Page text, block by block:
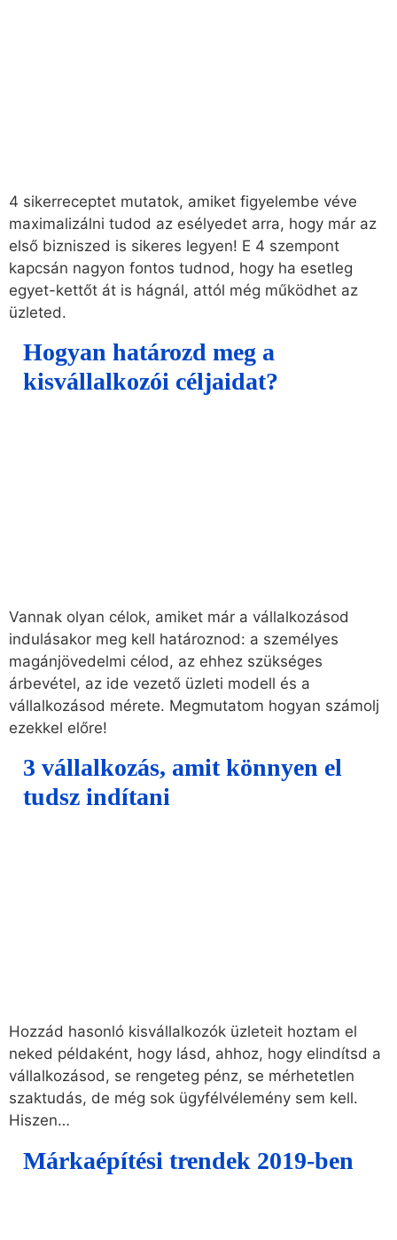
4 sikerreceptet mutatok, amiket figyelembe véve
maximalizálni tudod az esélyedet arra, hogy már az
első bizniszed is sikeres legyen! E 4 szempont
kapcsán nagyon fontos tudnod, hogy ha esetleg
egyet-kettőt át is hágnál, attól még működhet az
üzleted.
Hogyan határozd meg a
kisvállalkozói céljaidat?
Vannak olyan célok, amiket már a vállalkozásod
indulásakor meg kell határoznod: a személyes
magánjövedelmi célod, az ehhez szükséges
árbevétel, az ide vezető üzleti modell és a
vállalkozásod mérete. Megmutatom hogyan számolj
ezekkel előre!
3 vállalkozás, amit könnyen el
tudsz indítani
Hozzád hasonló kisvállalkozók üzleteit hoztam el
neked példaként, hogy lásd, ahhoz, hogy elindítsd a
vállalkozásod, se rengeteg pénz, se mérhetetlen
szaktudás, de még sok ügyfélvélemény sem kell.
Hiszen…
Márkaépítési trendek 2019-ben